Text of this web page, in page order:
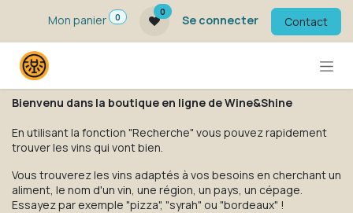
Se rendre au contenu
Mon panier
0
0
Se connecter Contact
Bienvenu dans la boutique en ligne de Wine&Shine
En utilisant la fonction "Recherche" vous pouvez rapidement
trouver les vins qui vont bien.
Vous trouverez les vins adaptés à vos besoins en cherchant un
aliment, le nom d'un vin, une région, un pays, un cépage.
Essayez par exemple "pizza", "syrah" ou "bordeaux" !